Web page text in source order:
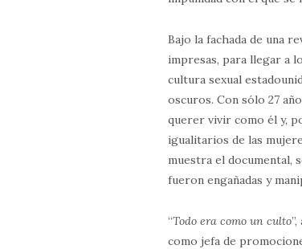
Bajo la fachada de una
impresas, para llegar a
cultura sexual
oscuros. Con sólo 27
querer vivir como él y,
igualitarios de las
muestra el documental,
fueron engañadas y
“Todo era como un culto
como jefa de